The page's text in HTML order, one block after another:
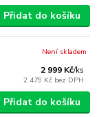
Přidat do košíku
2 999 Kč/ks
2 479 Kč bez DPH
Není skladem
Přidat do košíku